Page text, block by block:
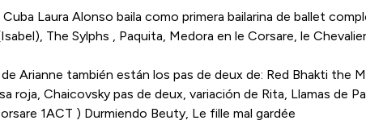
Laura Alonso baila como primera bailarina de ballet
The Sylphs , Paquita, Medora en le Corsare, le
Arianne también están los pas de deux de: Red Bhakti the
roja, Chaicovsky pas de deux, variación de Rita, Llamas de
1ACT ) Durmiendo Beuty, Le fille mal gardée